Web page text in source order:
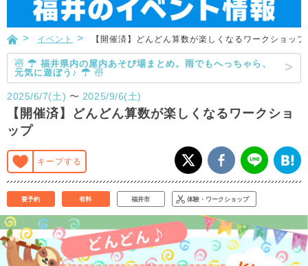
イベント 【開催済】どんどん算数が楽しくなるワークショップ
☃ ☂ 福井県内の屋内あそび場まとめ。雨でもへっちゃら、
元気に遊ぼう♪ ☂ ☃
2025/6/7(土) 〜 2025/9/6(土)
【開催済】どんどん算数が楽しくなるワークショ
ップ
キープする
要予約 有料 福井市 体験・ワークショップ